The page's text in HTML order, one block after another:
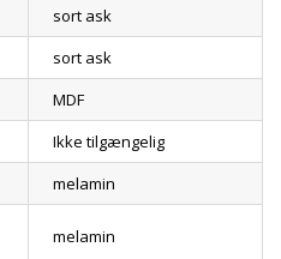
sort ask
sort ask
MDF
Ikke tilgængelig
melamin
melamin